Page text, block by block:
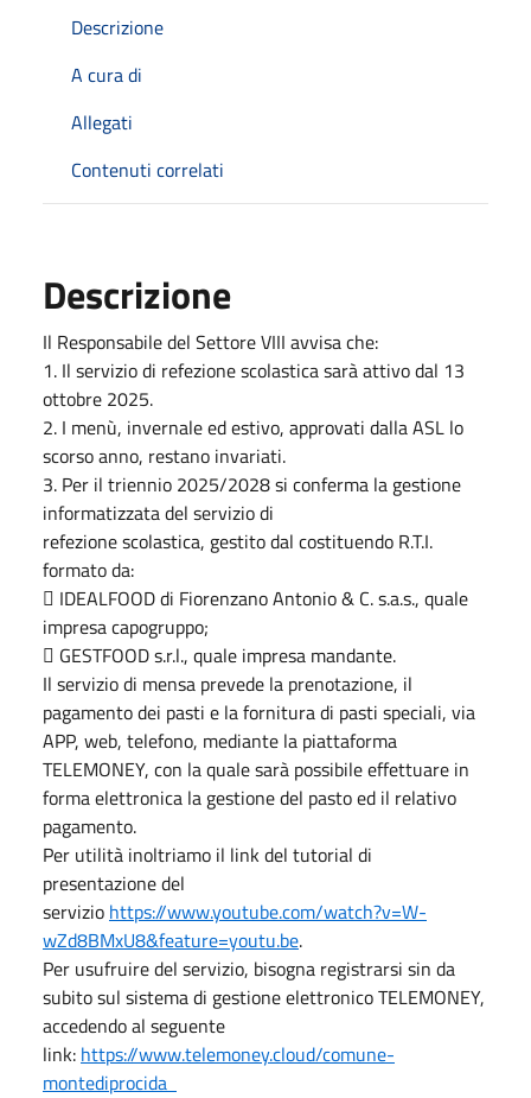
Descrizione
A cura di
Allegati
Contenuti correlati
Descrizione
Il Responsabile del Settore VIII avvisa che:
1. Il servizio di refezione scolastica sarà attivo dal 13
ottobre 2025.
2. I menù, invernale ed estivo, approvati dalla ASL lo
scorso anno, restano invariati.
3. Per il triennio 2025/2028 si conferma la gestione
informatizzata del servizio di
refezione scolastica, gestito dal costituendo R.T.I.
formato da:
 IDEALFOOD di Fiorenzano Antonio & C. s.a.s., quale
impresa capogruppo;
 GESTFOOD s.r.l., quale impresa mandante.
Il servizio di mensa prevede la prenotazione, il
pagamento dei pasti e la fornitura di pasti speciali, via
APP, web, telefono, mediante la piattaforma
TELEMONEY, con la quale sarà possibile effettuare in
forma elettronica la gestione del pasto ed il relativo
pagamento.
Per utilità inoltriamo il link del tutorial di
presentazione del
servizio https://www.youtube.com/watch?v=W-
wZd8BMxU8&feature=youtu.be.
Per usufruire del servizio, bisogna registrarsi sin da
subito sul sistema di gestione elettronico TELEMONEY,
accedendo al seguente
link: https://www.telemoney.cloud/comune-
montediprocida